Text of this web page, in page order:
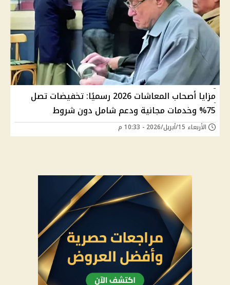
مزايا أصحاب المعاشات 2026 رسميًا: تخفيضات تصل
75% وخدمات مجانية ودعم شامل دون شروط
الأربعاء 15/أبريل/2026 - 10:33 م